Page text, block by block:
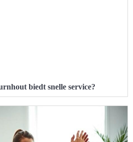
biedt snelle service?